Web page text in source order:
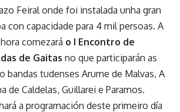
Feiral onde foi instalada unha gran
con capacidade para 4 mil persoas. A
comezará o I Encontro de
de Gaitas no que participarán as
bandas tudenses Arume de Malvas, A
de Caldelas, Guillarei e Paramos.
a programación deste primeiro día